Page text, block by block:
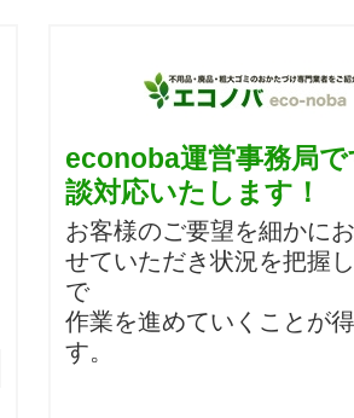
econoba運営事務局で
談対応いたします！
お客様のご要望を細かに
せていただき状況を把握
で
作業を進めていくことが
す。